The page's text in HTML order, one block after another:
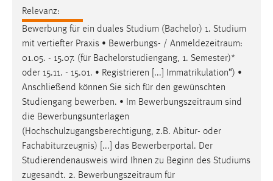
Relevanz:
Bewerbung für ein duales Studium (Bachelor) 1. Studium
mit vertiefter Praxis • Bewerbungs- / Anmeldezeitraum:
01.05. - 15.07. (für Bachelorstudiengang, 1. Semester)*
oder 15.11. - 15.01. • Registrieren [...] Immatrikulation“) •
Anschließend können Sie sich für den gewünschten
Studiengang bewerben. • Im Bewerbungszeitraum sind
die Bewerbungsunterlagen
(Hochschulzugangsberechtigung, z.B. Abitur- oder
Fachabiturzeugnis) [...] das Bewerberportal. Der
Studierendenausweis wird Ihnen zu Beginn des Studiums
zugesandt. 2. Bewerbungszeitraum für